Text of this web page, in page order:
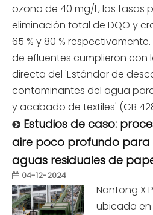
ozono de 40 mg/L, las tasas
eliminación total de DQO y
65 % y 80 %
de efluentes cumplieron con
directa del 'Estándar de
contaminantes del agua
y acabado de textiles' (GB
Estudios de caso:
aire poco profundo
aguas residuales de
04-12-2024
Nantong X
ubicada